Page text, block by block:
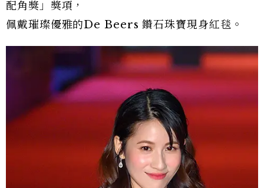
配角獎」獎項，
佩戴璀璨優雅的De Beers 鑽石珠寶現身紅毯。